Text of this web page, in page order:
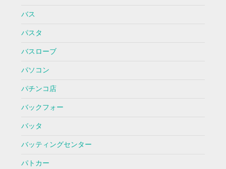
バス
パスタ
バスローブ
パソコン
パチンコ店
バックフォー
バッタ
バッティングセンター
パトカー